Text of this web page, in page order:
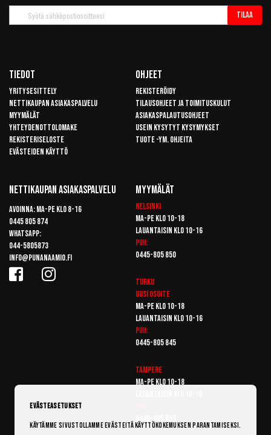
uutiskirje
Tilaa
Tiedot
Yritysesittely
Nettikaupan asiakaspalvelu
Myymälät
Yhteydenottolomake
Rekisteriseloste
Evästeiden käyttö
Ohjeet
Rekisteröidy
Tilausohjeet ja toimituskulut
Asiakaspalautusohjeet
Usein kysytyt kysymykset
Tuote -ym. ohjeita
Nettikaupan Asiakaspalvelu
Avoinna: Ma-pe klo 8-16
0445 805 874
Whatsapp:
044-5805873
info@punanaamio.fi
Myymälät
Helsinki
Ma-pe klo 10-18
Lauantaisin klo 10-16
Puh:
0445-805 850
Turku
Uusi osoite
Ma-pe klo 10-18
Lauantaisin klo 10-16
Puh:
0445-805 845
Tampere
Ma-pe klo 10-18
Evästeasetukset
Käytämme sivustollamme evästeitä käyttökokemuksen parantamiseksi.